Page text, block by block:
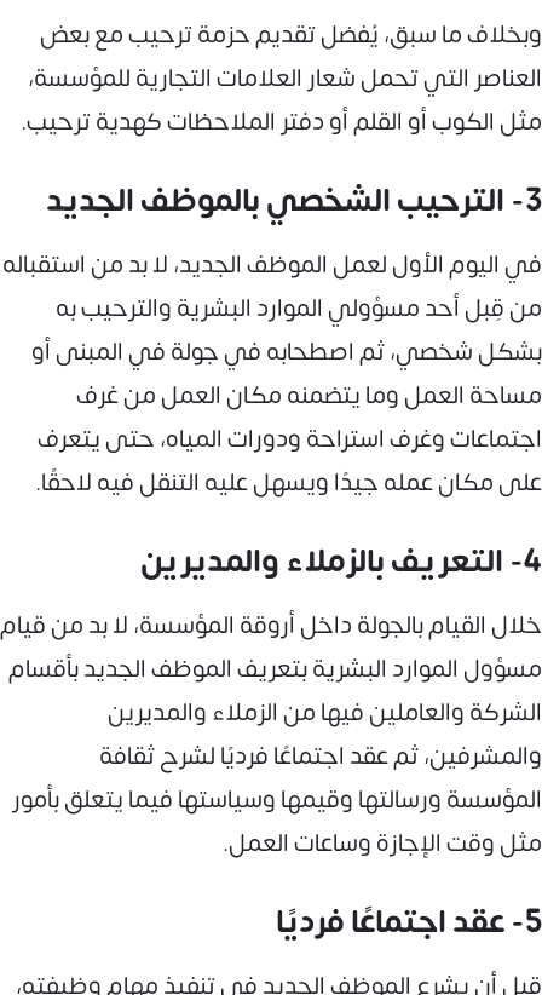
وبخلاف ما سبق، يُفضل تقديم حزمة ترحيب مع بعض
العناصر التي تحمل شعار العلامات التجارية للمؤسسة،
مثل الكوب أو القلم أو دفتر الملاحظات كهدية ترحيب.
3- الترحيب الشخصي بالموظف الجديد
في اليوم الأول لعمل الموظف الجديد، لا بد من استقباله
من قِبل أحد مسؤولي الموارد البشرية والترحيب به
بشكل شخصي، ثم اصطحابه في جولة في المبنى أو
مساحة العمل وما يتضمنه مكان العمل من غرف
اجتماعات وغرف استراحة ودورات المياه، حتى يتعرف
على مكان عمله جيدًا ويسهل عليه التنقل فيه لاحقًا.
4- التعريف بالزملاء والمديرين
خلال القيام بالجولة داخل أروقة المؤسسة، لا بد من قيام
مسؤول الموارد البشرية بتعريف الموظف الجديد بأقسام
الشركة والعاملين فيها من الزملاء والمديرين
والمشرفين، ثم عقد اجتماعًا فرديًا لشرح ثقافة
المؤسسة ورسالتها وقيمها وسياستها فيما يتعلق بأمور
مثل وقت الإجازة وساعات العمل.
5- عقد اجتماعًا فرديًا
قبل أن يشرع الموظف الجديد في تنفيذ مهام وظيفته،